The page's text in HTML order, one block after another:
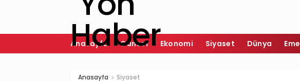
Anasayfa Güncel Ekonomi Siyaset Dünya
Anasayfa Siyaset